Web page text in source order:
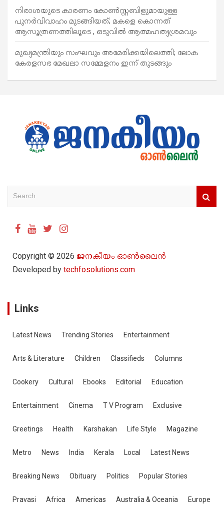
നിരാശയുടെ കാരണം കോണ്‍സ്റ്റബിളുമായുള്ള
പുനര്‍വിവാഹം മുടങ്ങിയത്; മകളെ കൊന്നത്
ആസൂത്രണത്തിലൂടെ , ഒടുവിൽ ആത്മഹത്യശ്രമവും
മുഖ്യമന്ത്രിയും സംഘവും അമേരിക്കയിലെത്തി; ലോക
കേരളസഭ മേഖലാ സമ്മേളനം ഇന്ന് തുടങ്ങും
Copyright © 2026 ജനകീയം ഓൺ‌ലൈൻ
Developed by techfosolutions.com
Links
Latest News Trending Stories Entertainment
Arts & Literature Children Classifieds Columns
Cookery Cultural Ebooks Editorial Education
Entertainment Cinema T V Program Exclusive
Greetings Health Karshakan Life Style Magazine
Metro News India Kerala Local Latest News
Breaking News Obituary Politics Popular Stories
Pravasi Africa Americas Australia & Oceania Europe